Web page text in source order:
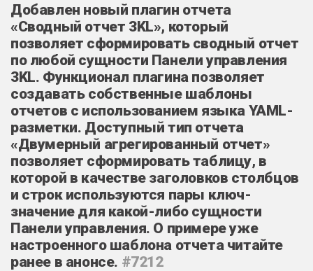
Добавлен новый плагин отчета
«Сводный отчет 3KL», который
позволяет сформировать сводный отчет
по любой сущности Панели управления
3KL. Функционал плагина позволяет
создавать собственные шаблоны
отчетов с использованием языка YAML-
разметки. Доступный тип отчета
«Двумерный агрегированный отчет»
позволяет сформировать таблицу, в
которой в качестве заголовков столбцов
и строк используются пары ключ-
значение для какой-либо сущности
Панели управления. О примере уже
настроенного шаблона отчета читайте
ранее в анонсе. #7212